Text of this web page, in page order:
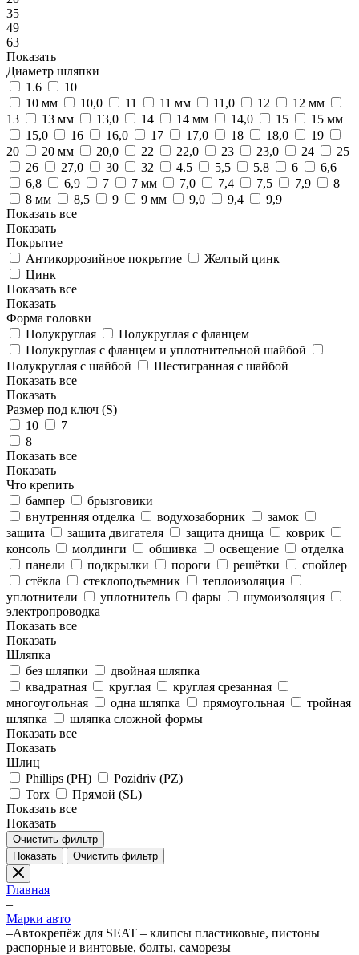
35
49
63
Показать
Диаметр шляпки
1.6
10
10 мм
10,0 11 11 мм 11,0 12
12 мм
13
13 мм 13,0 14 14 мм 14,0 15
15 мм
15,0
16 16,0 17 17,0 18 18,0
19
20
20 мм 20,0 22 22,0 23 23,0 24
25
26
27,0 30 32 4.5 5,5 5.8 6
6,6
6,8
6,9 7 7 мм 7,0 7,4 7,5 7,9
8
8 мм
8,5 9 9 мм 9,0 9,4
9,9
Показать все
Показать
Покрытие
Антикоррозийное покрытие
Желтый цинк
Цинк
Показать все
Показать
Форма головки
Полукруглая
Полукруглая с фланцем
Полукруглая с фланцем и уплотнительной шайбой
Полукруглая с шайбой
Шестигранная с шайбой
Показать все
Показать
Размер под ключ (S)
10
7
8
Показать все
Показать
Что крепить
бампер
брызговики
внутренняя отделка
водухозаборник
замок
защита
защита двигателя защита днища
коврик
консоль
молдинги обшивка освещение
отделка
панели
подкрылки пороги решётки
спойлер
стёкла
стеклоподъемник
теплоизоляция
уплотнители
уплотнитель фары
шумоизоляция
электропроводка
Показать все
Показать
Шляпка
без шляпки
двойная шляпка
квадратная
круглая
круглая срезанная
многоугольная
одна шляпка прямоугольная
тройная
шляпка
шляпка сложной формы
Показать все
Показать
Шлиц
Phillips (PH)
Pozidriv (PZ)
Torx
Прямой (SL)
Показать все
Показать
Очистить фильтр
Показать
Очистить фильтр
Главная
–
Марки авто
–Автокрепёж для SEAT – клипсы пластиковые, пистоны
распорные и винтовые, болты, саморезы